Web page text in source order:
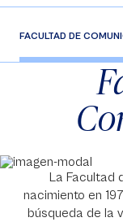
FACULTAD DE
La Facultad
nacimiento en
búsqueda de la